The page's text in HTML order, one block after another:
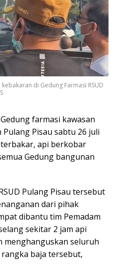
di Gedung Farmasi RSUD
farmasi kawasan
Pisau sabtu 26 juli
api berkobar
Gedung bangunan
Pulang Pisau tersebut
dari pihak
dibantu tim Pemadam
sekitar 2 jam api
menghanguskan seluruh
baja tersebut,